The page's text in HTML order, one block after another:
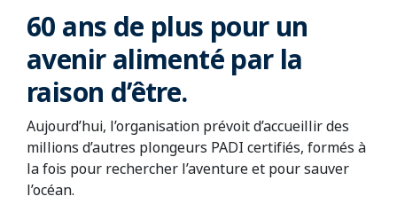
60 ans de plus pour un
avenir alimenté par la
raison d’être.
Aujourd’hui, l’organisation prévoit d’accueillir des
millions d’autres plongeurs PADI certifiés, formés à
la fois pour rechercher l’aventure et pour sauver
l’océan.